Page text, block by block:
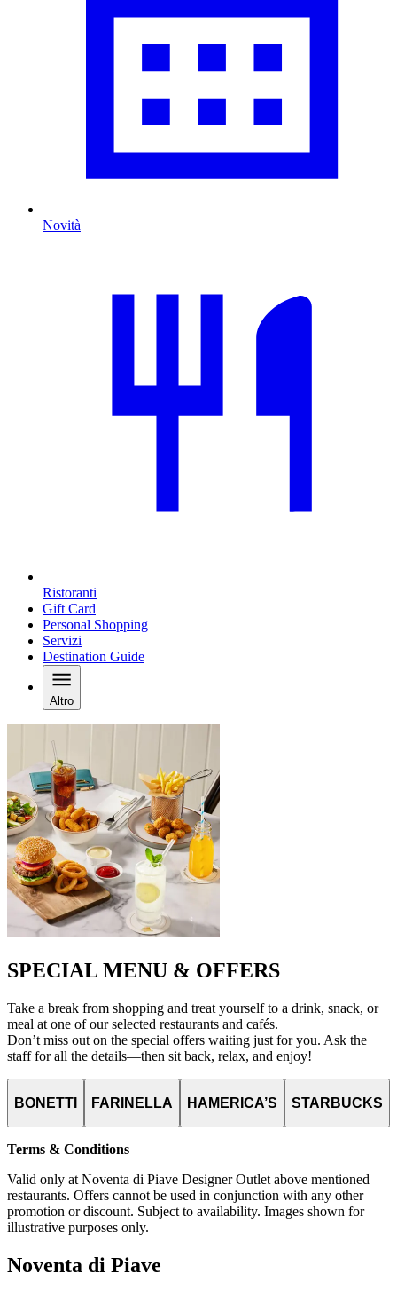
Novità
Ristoranti
Gift Card
Personal Shopping
Servizi
Destination Guide
Altro
SPECIAL MENU & OFFERS
Take a break from shopping and treat yourself to a drink, snack, or
meal at one of our selected restaurants and cafés.
Don’t miss out on the special offers waiting just for you. Ask the
staff for all the details—then sit back, relax, and enjoy!
BONETTI FARINELLA HAMERICA’S STARBUCKS
Terms & Conditions
Valid only at Noventa di Piave Designer Outlet above mentioned
restaurants. Offers cannot be used in conjunction with any other
promotion or discount. Subject to availability. Images shown for
illustrative purposes only.
Noventa di Piave